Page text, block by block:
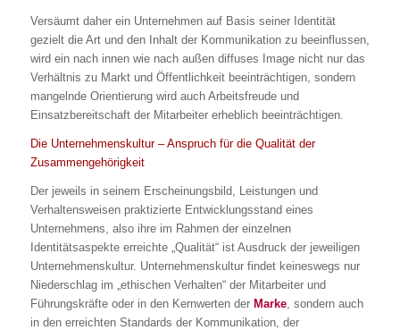
Versäumt daher ein Unternehmen auf Basis seiner Identität
gezielt die Art und den Inhalt der Kommunikation zu beeinflussen,
wird ein nach innen wie nach außen diffuses Image nicht nur das
Verhältnis zu Markt und Öffentlichkeit beeinträchtigen, sondern
mangelnde Orientierung wird auch Arbeitsfreude und
Einsatzbereitschaft der Mitarbeiter erheblich beeinträchtigen.
Die Unternehmenskultur – Anspruch für die Qualität der
Zusammengehörigkeit
Der jeweils in seinem Erscheinungsbild, Leistungen und
Verhaltensweisen praktizierte Entwicklungsstand eines
Unternehmens, also ihre im Rahmen der einzelnen
Identitätsaspekte erreichte „Qualität“ ist Ausdruck der jeweiligen
Unternehmenskultur. Unternehmenskultur findet keineswegs nur
Niederschlag im „ethischen Verhalten“ der Mitarbeiter und
Führungskräfte oder in den Kernwerten der Marke, sondern auch
in den erreichten Standards der Kommunikation, der